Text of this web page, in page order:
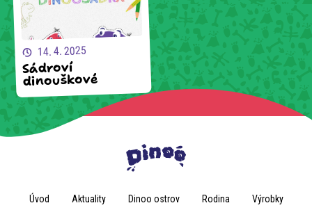
14. 4. 2025
Sádroví
dinouškové
Úvod Aktuality Dinoo ostrov Rodina Výrobky